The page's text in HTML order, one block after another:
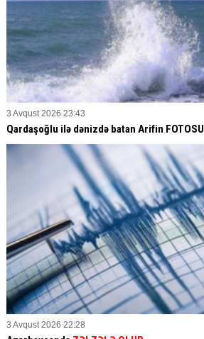
3 Avqust 2026 23:43
Qardaşoğlu ilə dənizdə batan Arifin FOTOSU
3 Avqust 2026 22:28